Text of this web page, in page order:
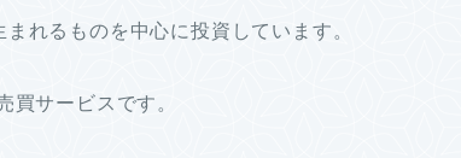
れるものを中心に投資しています。
買サービスです。